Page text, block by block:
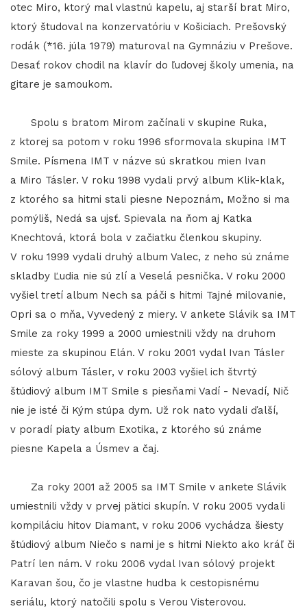
otec Miro, ktorý mal vlastnú kapelu, aj starší brat Miro,
ktorý študoval na konzervatóriu v Košiciach. Prešovský
rodák (*16. júla 1979) maturoval na Gymnáziu v Prešove.
Desať rokov chodil na klavír do ľudovej školy umenia, na
gitare je samoukom.
Spolu s bratom Mirom začínali v skupine Ruka,
z ktorej sa potom v roku 1996 sformovala skupina IMT
Smile. Písmena IMT v názve sú skratkou mien Ivan
a Miro Tásler. V roku 1998 vydali prvý album Klik-klak,
z ktorého sa hitmi stali piesne Nepoznám, Možno si ma
pomýliš, Nedá sa ujsť. Spievala na ňom aj Katka
Knechtová, ktorá bola v začiatku členkou skupiny.
V roku 1999 vydali druhý album Valec, z neho sú známe
skladby Ľudia nie sú zlí a Veselá pesnička. V roku 2000
vyšiel tretí album Nech sa páči s hitmi Tajné milovanie,
Opri sa o mňa, Vyvedený z miery. V ankete Slávik sa IMT
Smile za roky 1999 a 2000 umiestnili vždy na druhom
mieste za skupinou Elán. V roku 2001 vydal Ivan Tásler
sólový album Tásler, v roku 2003 vyšiel ich štvrtý
štúdiový album IMT Smile s piesňami Vadí - Nevadí, Nič
nie je isté či Kým stúpa dym. Už rok nato vydali ďalší,
v poradí piaty album Exotika, z ktorého sú známe
piesne Kapela a Úsmev a čaj.
Za roky 2001 až 2005 sa IMT Smile v ankete Slávik
umiestnili vždy v prvej pätici skupín. V roku 2005 vydali
kompiláciu hitov Diamant, v roku 2006 vychádza šiesty
štúdiový album Niečo s nami je s hitmi Niekto ako kráľ či
Patrí len nám. V roku 2006 vydal Ivan sólový projekt
Karavan šou, čo je vlastne hudba k cestopisnému
seriálu, ktorý natočili spolu s Verou Visterovou.